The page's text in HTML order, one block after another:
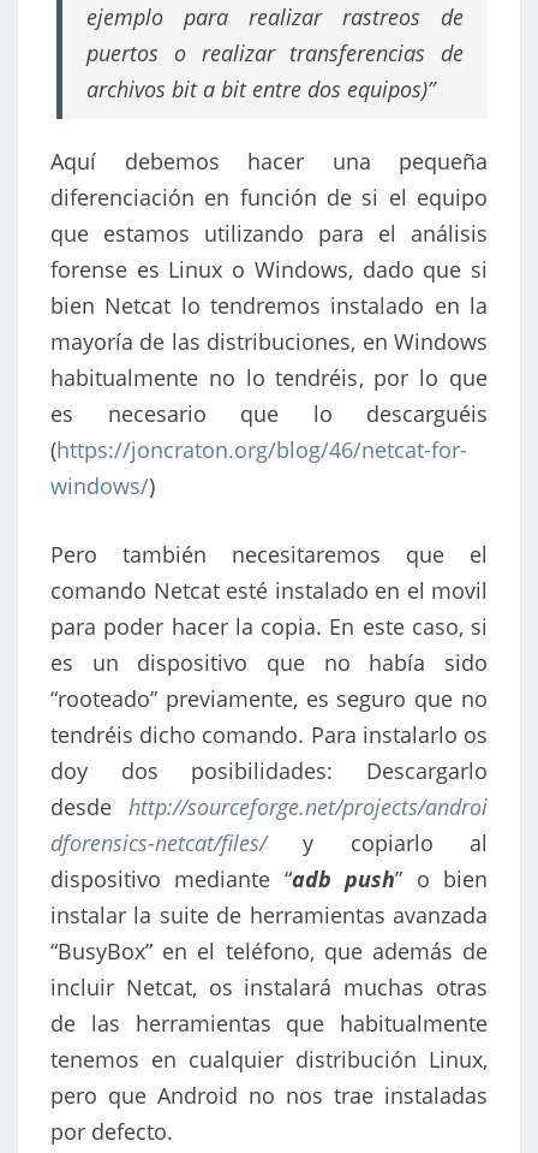
ejemplo para realizar rastreos de
puertos o realizar transferencias de
archivos bit a bit entre dos equipos)”
Aquí debemos hacer una pequeña
diferenciación en función de si el equipo
que estamos utilizando para el análisis
forense es Linux o Windows, dado que si
bien Netcat lo tendremos instalado en la
mayoría de las distribuciones, en Windows
habitualmente no lo tendréis, por lo que
es necesario que lo descarguéis
(https://joncraton.org/blog/46/netcat-for-
windows/)
Pero también necesitaremos que el
comando Netcat esté instalado en el movil
para poder hacer la copia. En este caso, si
es un dispositivo que no había sido
“rooteado” previamente, es seguro que no
tendréis dicho comando. Para instalarlo os
doy dos posibilidades: Descargarlo
desde http://sourceforge.net/projects/androi
dforensics-netcat/files/y copiarlo al
dispositivo mediante “adb push” o bien
instalar la suite de herramientas avanzada
“BusyBox” en el teléfono, que además de
incluir Netcat, os instalará muchas otras
de las herramientas que habitualmente
tenemos en cualquier distribución Linux,
pero que Android no nos trae instaladas
por defecto.